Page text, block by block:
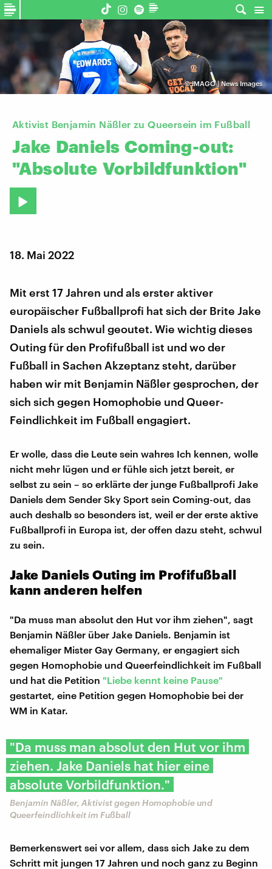
©IMAGO | News Images
Aktivist Benjamin Näßler zu Queersein im Fußball
Jake Daniels Coming-out:
"Absolute Vorbildfunktion"
18. Mai 2022
Mit erst 17 Jahren und als erster aktiver
europäischer Fußballprofi hat sich der Brite Jake
Daniels als schwul geoutet. Wie wichtig dieses
Outing für den Profifußball ist und wo der
Fußball in Sachen Akzeptanz steht, darüber
haben wir mit Benjamin Näßler gesprochen, der
sich sich gegen Homophobie und Queer-
Feindlichkeit im Fußball engagiert.
Er wolle, dass die Leute sein wahres Ich kennen, wolle
nicht mehr lügen und er fühle sich jetzt bereit, er
selbst zu sein – so erklärte der junge Fußballprofi Jake
Daniels dem Sender Sky Sport sein Coming-out, das
auch deshalb so besonders ist, weil er der erste aktive
Fußballprofi in Europa ist, der offen dazu steht, schwul
zu sein.
Jake Daniels Outing im Profifußball
kann anderen helfen
"Da muss man absolut den Hut vor ihm ziehen", sagt
Benjamin Näßler über Jake Daniels. Benjamin ist
ehemaliger Mister Gay Germany, er engagiert sich
gegen Homophobie und Queerfeindlichkeit im Fußball
und hat die Petition "Liebe kennt keine Pause"
gestartet, eine Petition gegen Homophobie bei der
WM in Katar.
"Da muss man absolut den Hut vor ihm
ziehen. Jake Daniels hat hier eine
absolute Vorbildfunktion."
Benjamin Näßler, Aktivist gegen Homophobie und
Queerfeindlichkeit im Fußball
Bemerkenswert sei vor allem, dass sich Jake zu dem
Schritt mit jungen 17 Jahren und noch ganz zu Beginn